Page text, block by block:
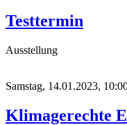
Testtermin
Ausstellung
Samstag, 14.01.2023,
Klimagerechte